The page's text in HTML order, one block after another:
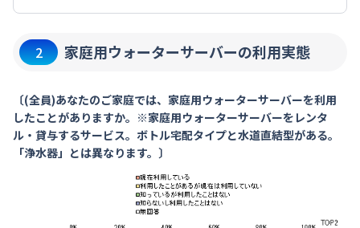
2 家庭用ウォーターサーバーの利用実態
〔(全員)あなたのご家庭では、家庭用ウォーターサーバーを利用
したことがありますか。※家庭用ウォーターサーバーをレンタ
ル・貸与するサービス。ボトル宅配タイプと水道直結型がある。
「浄水器」とは異なります。〕